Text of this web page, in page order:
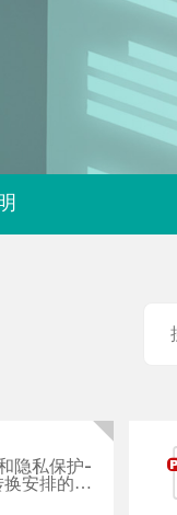
隐私保护-
安排的告